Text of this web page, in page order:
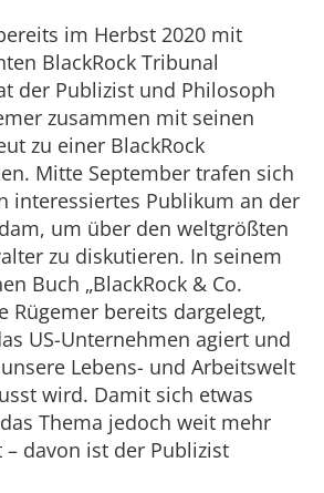
im Herbst 2020 mit
BlackRock Tribunal
der Publizist und Philosoph
zusammen mit seinen
zu einer BlackRock
Mitte September trafen sich
interessiertes Publikum an der
um über den weltgrößten
zu diskutieren. In seinem
Buch „BlackRock & Co.
Rügemer bereits dargelegt,
US-Unternehmen agiert und
Lebens- und Arbeitswelt
wird. Damit sich etwas
Thema jedoch weit mehr
davon ist der Publizist